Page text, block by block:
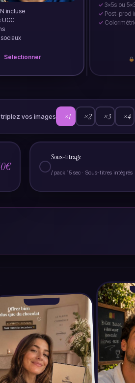
incluse
Sélectionner
3×5s ou
Post-prod
vos images ×1 ×2 ×3 ×4
€
Sous-titrage
/ pack 15 sec · Sous-titres intégrés